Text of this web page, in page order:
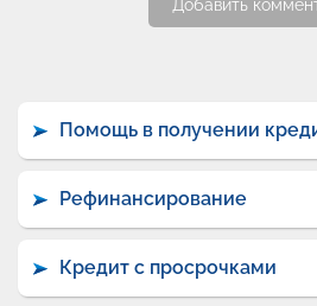
Добавить
Помощь в получении
Рефинансирование
Кредит с просрочками